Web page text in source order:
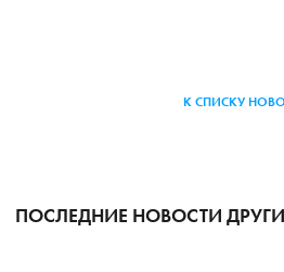
К СПИСКУ
ПОСЛЕДНИЕ НОВОСТИ